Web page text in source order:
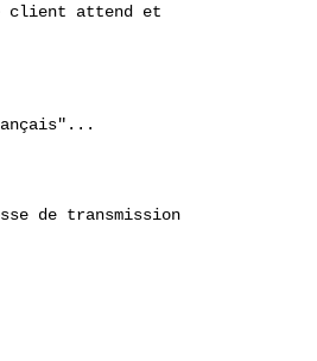
client attend et
de transmission